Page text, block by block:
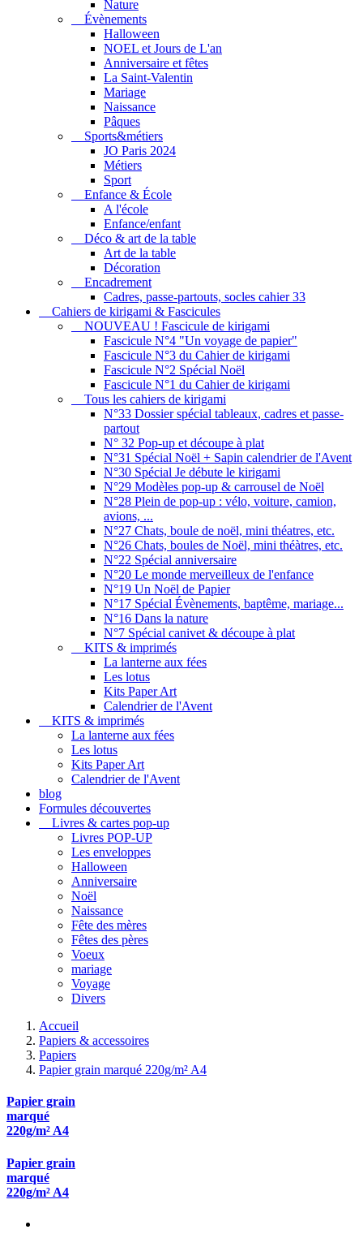
Nature
Évènements
Halloween
NOEL et Jours de L'an
Anniversaire et fêtes
La Saint-Valentin
Mariage
Naissance
Pâques
Sports&métiers
JO Paris 2024
Métiers
Sport
Enfance & École
A l'école
Enfance/enfant
Déco & art de la table
Art de la table
Décoration
Encadrement
Cadres, passe-partouts, socles cahier 33
Cahiers de kirigami & Fascicules
NOUVEAU ! Fascicule de kirigami
Fascicule N°4 "Un voyage de papier"
Fascicule N°3 du Cahier de kirigami
Fascicule N°2 Spécial Noël
Fascicule N°1 du Cahier de kirigami
Tous les cahiers de kirigami
N°33 Dossier spécial tableaux, cadres et passe-
partout
N° 32 Pop-up et découpe à plat
N°31 Spécial Noël + Sapin calendrier de l'Avent
N°30 Spécial Je débute le kirigami
N°29 Modèles pop-up & carrousel de Noël
N°28 Plein de pop-up : vélo, voiture, camion,
avions, ...
N°27 Chats, boule de noël, mini théatres, etc.
N°26 Chats, boules de Noël, mini théàtres, etc.
N°22 Spécial anniversaire
N°20 Le monde merveilleux de l'enfance
N°19 Un Noël de Papier
N°17 Spécial Évènements, baptême, mariage...
N°16 Dans la nature
N°7 Spécial canivet & découpe à plat
KITS & imprimés
La lanterne aux fées
Les lotus
Kits Paper Art
Calendrier de l'Avent
KITS & imprimés
La lanterne aux fées
Les lotus
Kits Paper Art
Calendrier de l'Avent
blog
Formules découvertes
Livres & cartes pop-up
Livres POP-UP
Les enveloppes
Halloween
Anniversaire
Noël
Naissance
Fête des mères
Fêtes des pères
Voeux
mariage
Voyage
Divers
Accueil
Papiers & accessoires
Papiers
Papier grain marqué 220g/m² A4
Papier grain
marqué
220g/m² A4
Papier grain
marqué
220g/m² A4